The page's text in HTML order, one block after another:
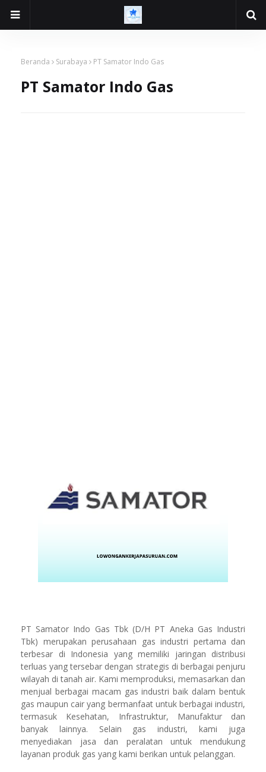
Beranda Surabaya PT Samator Indo Gas
PT Samator Indo Gas
PT Samator Indo Gas Tbk (D/H PT Aneka Gas Industri
Tbk) merupakan perusahaan gas industri pertama dan
terbesar di Indonesia yang memiliki jaringan distribusi
terluas yang tersebar dengan strategis di berbagai penjuru
wilayah di tanah air. Kami memproduksi, memasarkan dan
menjual berbagai macam gas industri baik dalam bentuk
gas maupun cair yang bermanfaat untuk berbagai industri,
termasuk Kesehatan, Infrastruktur, Manufaktur dan
banyak lainnya. Selain gas industri, kami juga
menyediakan jasa dan peralatan untuk mendukung
layanan produk gas yang kami berikan untuk pelanggan.